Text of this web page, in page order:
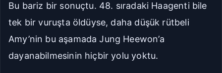
Bu bariz bir sonuçtu. 48. sıradaki Haagenti bile
tek bir vuruşta öldüyse, daha düşük rütbeli
Amy’nin bu aşamada Jung Heewon’a
dayanabilmesinin hiçbir yolu yoktu.